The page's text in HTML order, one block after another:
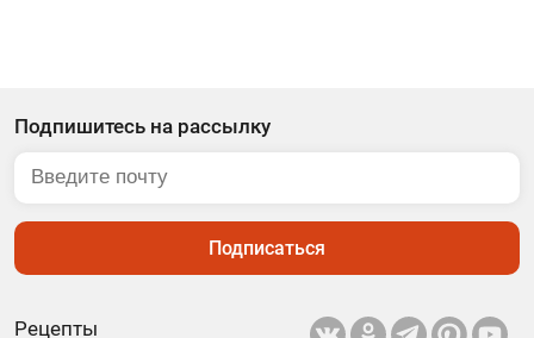
Рецепты
Подпишитесь на рассылку
Подписаться